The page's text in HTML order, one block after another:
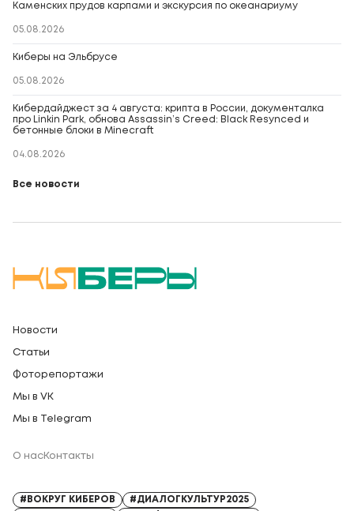
Каменских прудов карпами и экскурсия по океанариуму
05.08.2026
Киберы на Эльбрусе
05.08.2026
Кибердайджест за 4 августа: крипта в России, документалка
про Linkin Park, обнова Assassin’s Creed: Black Resynced и
бетонные блоки в Minecraft
04.08.2026
Все новости
Новости
Статьи
Фоторепортажи
Мы в VK
Мы в Telegram
О насКонтакты
#ВОКРУГ КИБЕРОВ
#ДИАЛОГКУЛЬТУР2025